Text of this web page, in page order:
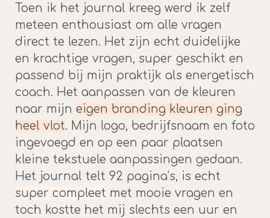
Toen ik het journal kreeg werd ik zelf
meteen enthousiast om alle vragen
direct te lezen. Het zijn echt duidelijke
en krachtige vragen, super geschikt en
passend bij mijn praktijk als energetisch
coach. Het aanpassen van de kleuren
naar mijn eigen branding kleuren ging
heel vlot. Mijn logo, bedrijfsnaam en foto
ingevoegd en op een paar plaatsen
kleine tekstuele aanpassingen gedaan.
Het journal telt 92 pagina’s, is echt
super compleet met mooie vragen en
toch kostte het mij slechts een uur en